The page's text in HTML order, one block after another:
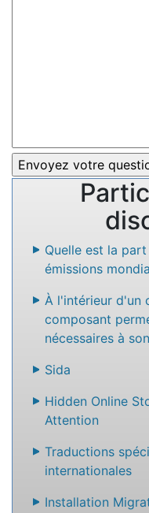
Quelle est la
émissions
À l'intérieur d'un
composant
nécessaires à
Sida
Hidden Online
Attention
Traductions
internationales
Installation